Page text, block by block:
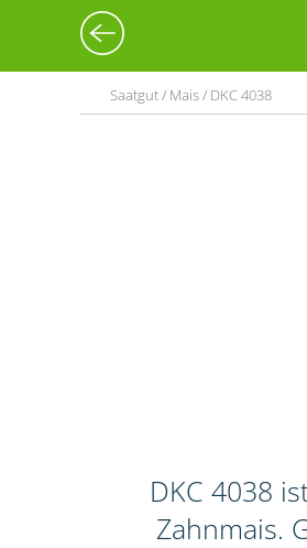
Saatgut / Mais / DKC 4038
DKC 4038
Zahnmais.